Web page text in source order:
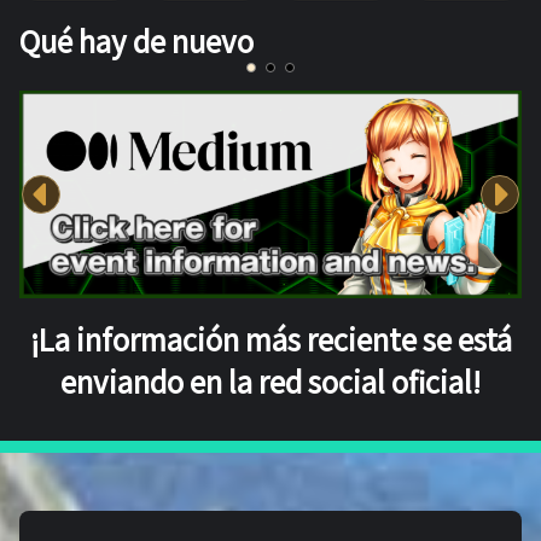
Qué hay de nuevo
¡La información más reciente se está
enviando en la red social oficial!